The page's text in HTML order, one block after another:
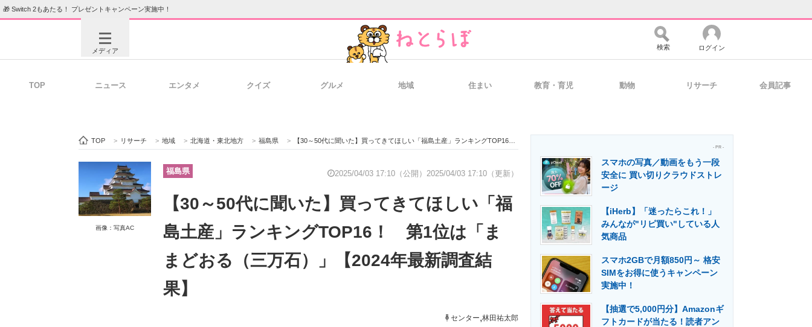
🎁 Switch 2もあたる！ プレゼントキャンペーン実施中！
メディア
ビジネスと働き方のヒント 経営リーダーのコミュニティ マーケ×ITの今がよく分かる
ITエンジニア向け専門サイト 製造業のIT導入・活用を支援
モノづくり技術者専門サイト エネルギーの専門メディア 建設×テクノロジーの最前線
検索 ログイン
TOP ニュース エンタメ クイズ グルメ 地域 住まい 教育・育児 動物 リサーチ 会員記事
TOP > リサーチ > 地域 > 北海道・東北地方 > 福島県 > 【30～50代に聞いた】買ってきてほしい「福島土産」ランキングTOP16！ 第1位は「ままどおる（三万石）」【2024年最新調査結果】
画像：写真AC
福島県 2025/04/03 17:10（公開） 2025/04/03 17:10（更新）
【30～50代に聞いた】買ってきてほしい「福
島土産」ランキングTOP16！ 第1位は「ま
まどおる（三万石）」【2024年最新調査結
果】
センター,林田祐太郎
- PR -
スマホの写真／動画をもう一段
安全に 買い切りクラウドストレ
ージ
【iHerb】「迷ったらこれ！」
みんなが"リピ買い"している人
気商品
スマホ2GBで月額850円～ 格安
SIMをお得に使うキャンペーン
実施中！
【抽選で5,000円分】Amazonギ
フトカードが当たる！読者アン